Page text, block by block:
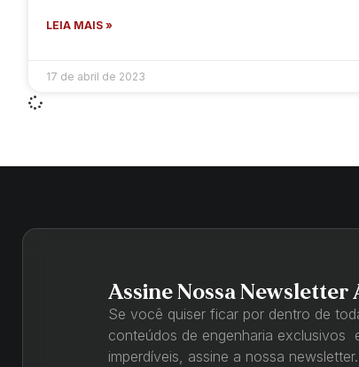
LEIA MAIS »
17 de abril de 2023
Assine Nossa Newsletter
Se você quiser ficar por dentro de
conteúdos de engenharia exclusivos
imperdíveis, assine a nossa newsletter.